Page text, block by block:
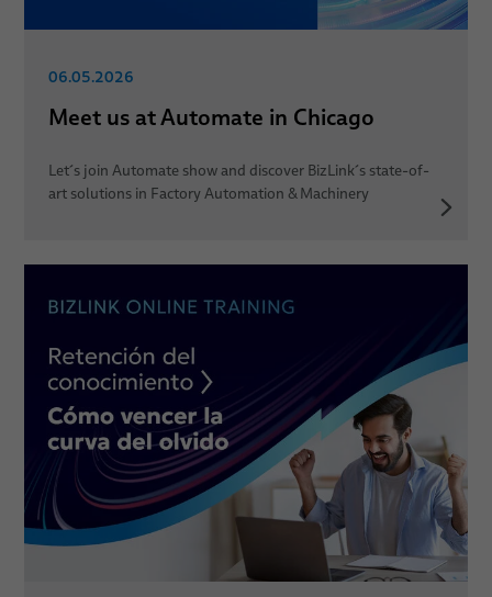
06.05.2026
Meet us at Automate in Chicago
Let´s join Automate show and discover BizLink´s state-of-
art solutions in Factory Automation & Machinery